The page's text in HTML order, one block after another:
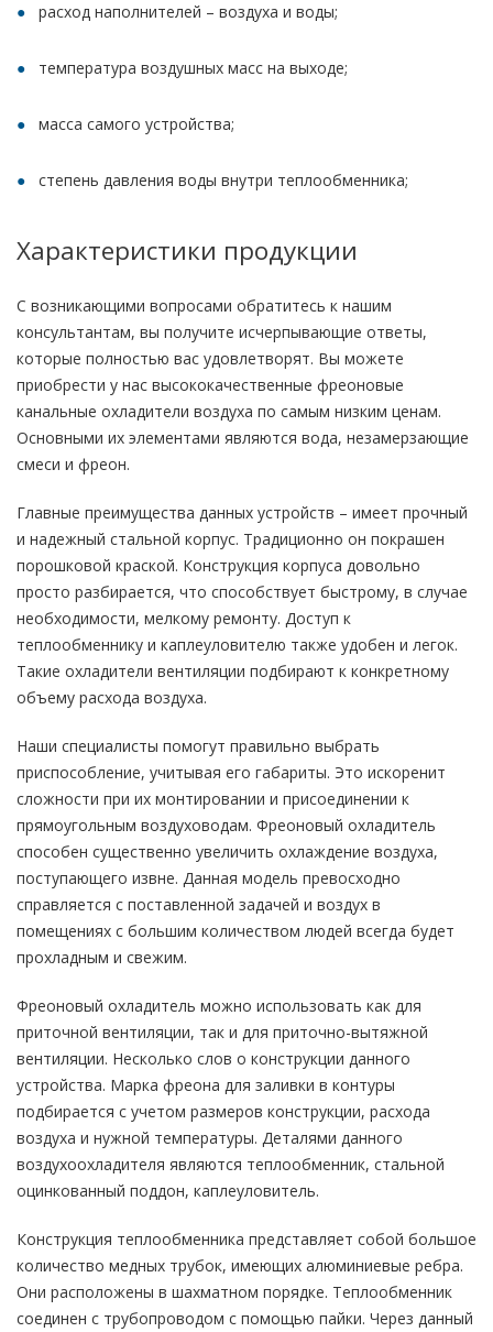
расход наполнителей – воздуха и воды;
температура воздушных масс на выходе;
масса самого устройства;
степень давления воды внутри теплообменника;
Характеристики продукции
С возникающими вопросами обратитесь к нашим
консультантам, вы получите исчерпывающие ответы,
которые полностью вас удовлетворят. Вы можете
приобрести у нас высококачественные фреоновые
канальные охладители воздуха по самым низким ценам.
Основными их элементами являются вода, незамерзающие
смеси и фреон.
Главные преимущества данных устройств – имеет прочный
и надежный стальной корпус. Традиционно он покрашен
порошковой краской. Конструкция корпуса довольно
просто разбирается, что способствует быстрому, в случае
необходимости, мелкому ремонту. Доступ к
теплообменнику и каплеуловителю также удобен и легок.
Такие охладители вентиляции подбирают к конкретному
объему расхода воздуха.
Наши специалисты помогут правильно выбрать
приспособление, учитывая его габариты. Это искоренит
сложности при их монтировании и присоединении к
прямоугольным воздуховодам. Фреоновый охладитель
способен существенно увеличить охлаждение воздуха,
поступающего извне. Данная модель превосходно
справляется с поставленной задачей и воздух в
помещениях с большим количеством людей всегда будет
прохладным и свежим.
Фреоновый охладитель можно использовать как для
приточной вентиляции, так и для приточно-вытяжной
вентиляции. Несколько слов о конструкции данного
устройства. Марка фреона для заливки в контуры
подбирается с учетом размеров конструкции, расхода
воздуха и нужной температуры. Деталями данного
воздухоохладителя являются теплообменник, стальной
оцинкованный поддон, каплеуловитель.
Конструкция теплообменника представляет собой большое
количество медных трубок, имеющих алюминиевые ребра.
Они расположены в шахматном порядке. Теплообменник
соединен с трубопроводом с помощью пайки. Через данный